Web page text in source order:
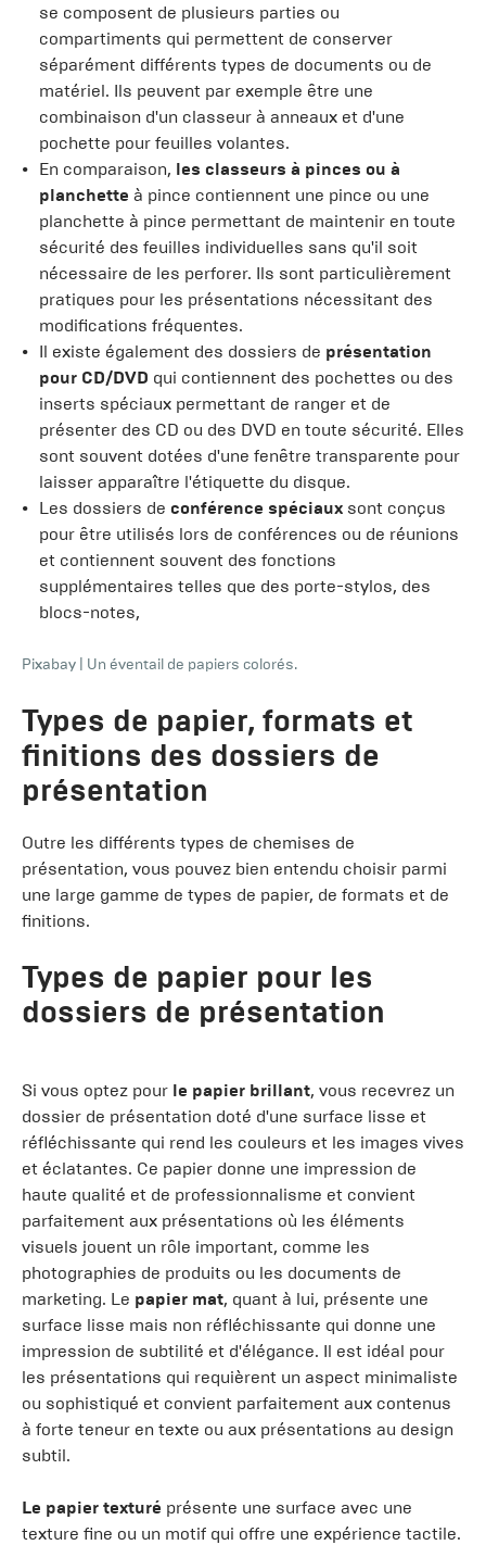
se composent de plusieurs parties ou
compartiments qui permettent de conserver
séparément différents types de documents ou de
matériel. Ils peuvent par exemple être une
combinaison d'un classeur à anneaux et d'une
pochette pour feuilles volantes.
En comparaison, les classeurs à pinces ou à
planchette à pince contiennent une pince ou une
planchette à pince permettant de maintenir en toute
sécurité des feuilles individuelles sans qu'il soit
nécessaire de les perforer. Ils sont particulièrement
pratiques pour les présentations nécessitant des
modifications fréquentes.
Il existe également des dossiers de présentation
pour CD/DVD qui contiennent des pochettes ou des
inserts spéciaux permettant de ranger et de
présenter des CD ou des DVD en toute sécurité. Elles
sont souvent dotées d'une fenêtre transparente pour
laisser apparaître l'étiquette du disque.
Les dossiers de conférence spéciaux sont conçus
pour être utilisés lors de conférences ou de réunions
et contiennent souvent des fonctions
supplémentaires telles que des porte-stylos, des
blocs-notes,
Pixabay Un éventail de papiers colorés.
Types de papier, formats et
finitions des dossiers de
présentation
Outre les différents types de chemises de
présentation, vous pouvez bien entendu choisir parmi
une large gamme de types de papier, de formats et de
finitions.
Types de papier pour les
dossiers de présentation
Si vous optez pour le papier brillant, vous recevrez un
dossier de présentation doté d'une surface lisse et
réfléchissante qui rend les couleurs et les images vives
et éclatantes. Ce papier donne une impression de
haute qualité et de professionnalisme et convient
parfaitement aux présentations où les éléments
visuels jouent un rôle important, comme les
photographies de produits ou les documents de
marketing. Le papier mat, quant à lui, présente une
surface lisse mais non réfléchissante qui donne une
impression de subtilité et d'élégance. Il est idéal pour
les présentations qui requièrent un aspect minimaliste
ou sophistiqué et convient parfaitement aux contenus
à forte teneur en texte ou aux présentations au design
subtil.
Le papier texturé présente une surface avec une
texture fine ou un motif qui offre une expérience tactile.